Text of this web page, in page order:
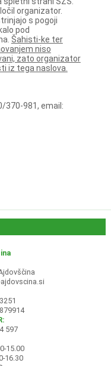
organizator.
s pogoji
pod
Šahisti-ke ter
niso
zato organizator
iz tega naslova.
370-981, email:
597
15.00
16.30